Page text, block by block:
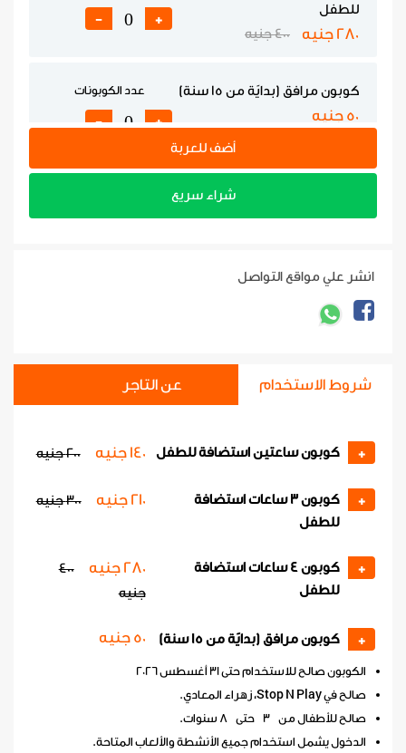
للطفل
280 جنيه 400 جنيه
+
-
كوبون مرافق (بدايًة من 15 سنة)
50 جنيه
عدد الكوبونات
+
-
أضف للعربة
شراء سريع
انشر علي مواقع التواصل
شروط الاستخدام عن التاجر
+ كوبون ساعتين استضافة للطفل 140 جنيه 200 جنيه
+
كوبون 3 ساعات استضافة
للطفل
210 جنيه 300 جنيه
+
كوبون 4 ساعات استضافة
للطفل
280 جنيه
400
جنيه
+ كوبون مرافق (بدايًة من 15 سنة) 50 جنيه
الكوبون صالح للاستخدام حتى 31 أغسطس 2026
صالح في Stop N Play، زهراء المعادي.
صالح للأطفال من 3 حتى 8 سنوات.
الدخول يشمل استخدام جميع الأنشطة والألعاب المتاحة.